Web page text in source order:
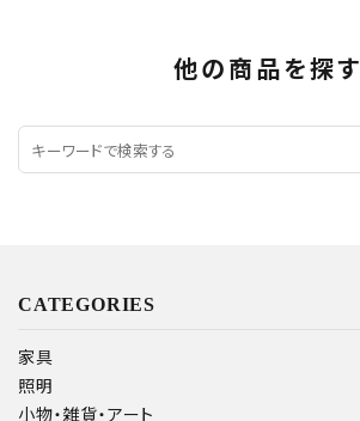
他の商品を探す
CATEGORIES
家具
照明
小物・雑貨・アート